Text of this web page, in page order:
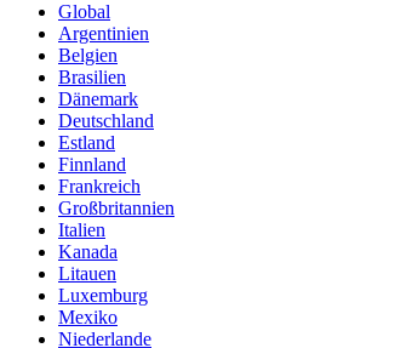
Global
Argentinien
Belgien
Brasilien
Dänemark
Deutschland
Estland
Finnland
Frankreich
Großbritannien
Italien
Kanada
Litauen
Luxemburg
Mexiko
Niederlande